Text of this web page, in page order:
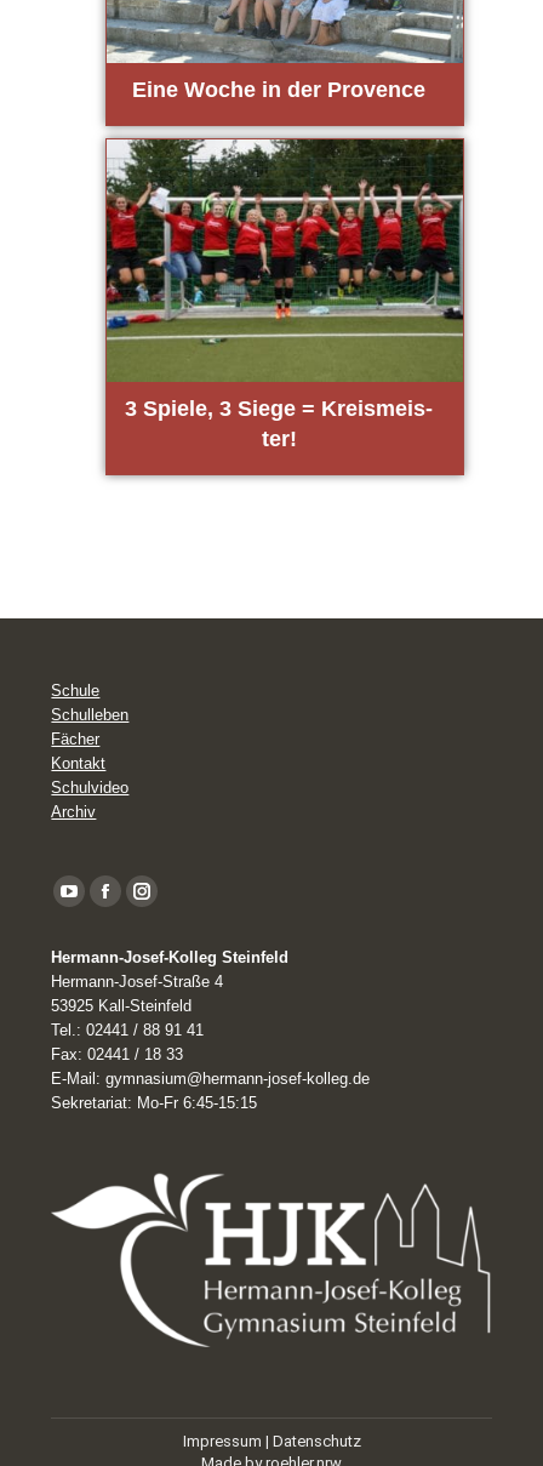
Eine Woche in der Pro­vence
3 Spie­le, 3 Sie­ge = Kreis­meis­
ter!
Schule
Schulleben
Fächer
Kontakt
Schulvideo
Archiv
YouTube
opens
in
new
window
FacebookInstagram
Hermann-Josef-Kolleg Steinfeld
Hermann-Josef-Straße 4
53925 Kall-Steinfeld
Tel.: 02441 / 88 91 41
Fax: 02441 / 18 33
E-Mail: gymnasium@hermann-josef-kolleg.de
Sekretariat: Mo-Fr 6:45-15:15
Impressum | Datenschutz